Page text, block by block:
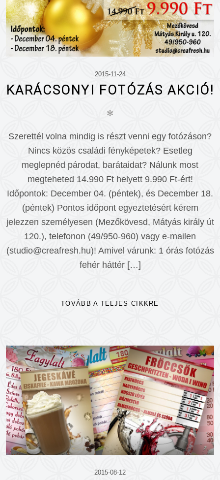
2015-11-24
KARÁCSONYI FOTÓZÁS AKCIÓ!
✻
Szerettél volna mindig is részt venni egy fotózáson?
Nincs közös családi fényképetek? Esetleg
meglepnéd párodat, barátaidat? Nálunk most
megteheted 14.990 Ft helyett 9.990 Ft-ért!
Időpontok: December 04. (péntek), és December 18.
(péntek) Pontos időpont egyeztetésért kérem
jelezzen személyesen (Mezőkövesd, Mátyás király út
120.), telefonon (49/950-960) vagy e-mailen
(studio@creafresh.hu)! Amivel várunk: 1 órás fotózás
fehér háttér […]
TOVÁBB A TELJES CIKKRE
2015-08-12